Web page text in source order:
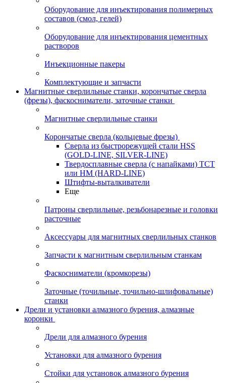
Оборудование для инъектирования полимерных
составов (смол, гелей)
Оборудование для инъектирования цементных
растворов
Инъекционные пакеры
Комплектующие и запчасти
Магнитные сверлильные станки, корончатые сверла
(фрезы), фаскосниматели, заточные станки
Магнитные сверлильные станки
Корончатые сверла (кольцевые фрезы)
Сверла из быстрорежущей стали HSS
(GOLD-LINE, SILVER-LINE)
Твердосплавные сверла (с напайками) ТСТ
или HM (HARD-LINE)
Штифты-выталкиватели
Еще
Патроны сверлильные, резьбонарезные и головки
расточные
Аксессуары для магнитных сверлильных станков
Запчасти к магнитным сверлильным станкам
Фаскосниматели (кромкорезы)
Заточные (точильные, точильно-шлифовальные)
станки
Дрели и установки алмазного бурения, алмазные
коронки
Дрели для алмазного бурения
Установки для алмазного бурения
Стойки для установок алмазного бурения